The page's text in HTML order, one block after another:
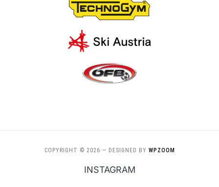
COPYRIGHT © 2026 — DESIGNED BY WPZOOM
INSTAGRAM